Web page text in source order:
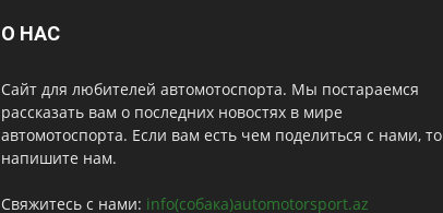
О НАС
Сайт для любителей автомотоспорта. Мы постараемся
рассказать вам о последних новостях в мире
автомотоспорта. Если вам есть чем поделиться с нами, то
напишите нам.
Свяжитесь с нами: info(собака)automotorsport.az